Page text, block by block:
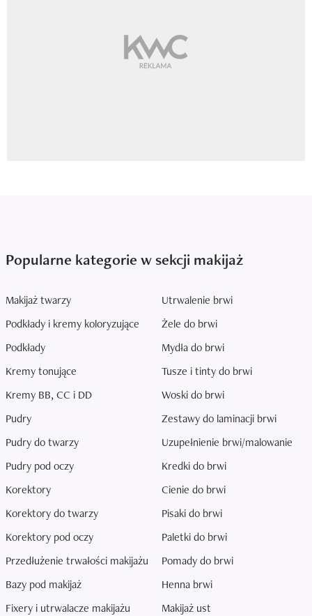
Popularne kategorie w sekcji makijaż
Makijaż twarzy
Podkłady i kremy koloryzujące
Podkłady
Kremy tonujące
Kremy BB, CC i DD
Pudry
Pudry do twarzy
Pudry pod oczy
Korektory
Korektory do twarzy
Korektory pod oczy
Przedłużenie trwałości makijażu
Bazy pod makijaż
Fixery i utrwalacze makijażu
Utrwalenie brwi
Żele do brwi
Mydła do brwi
Tusze i tinty do brwi
Woski do brwi
Zestawy do laminacji brwi
Uzupełnienie brwi/malowanie
Kredki do brwi
Cienie do brwi
Pisaki do brwi
Paletki do brwi
Pomady do brwi
Henna brwi
Makijaż ust